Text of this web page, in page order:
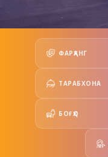
ФАРҲАНГ
ТАРАБХОНА
БОҒҲО